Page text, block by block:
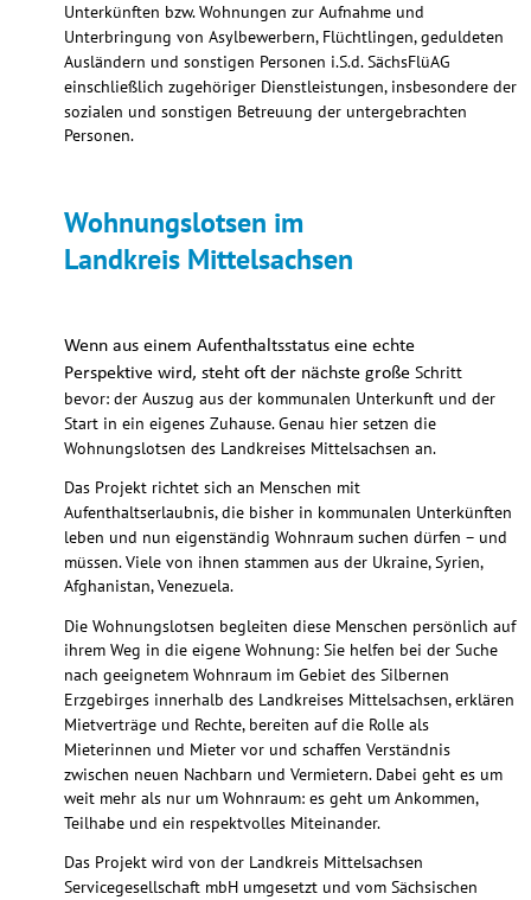
Unterkünften bzw. Wohnungen zur Aufnahme und
Unterbringung von Asylbewerbern, Flüchtlingen, geduldeten
Ausländern und sonstigen Personen i.S.d. SächsFlüAG
einschließlich zugehöriger Dienstleistungen, insbesondere der
sozialen und sonstigen Betreuung der untergebrachten
Personen.
Wohnungslotsen im
Landkreis Mittelsachsen
Wenn aus einem Aufenthaltsstatus eine echte
Perspektive wird, steht oft der nächste große Schritt
bevor: der Auszug aus der kommunalen Unterkunft und der
Start in ein eigenes Zuhause. Genau hier setzen die
Wohnungslotsen des Landkreises Mittelsachsen an.
Das Projekt richtet sich an Menschen mit
Aufenthaltserlaubnis, die bisher in kommunalen Unterkünften
leben und nun eigenständig Wohnraum suchen dürfen – und
müssen. Viele von ihnen stammen aus der Ukraine, Syrien,
Afghanistan, Venezuela.
Die Wohnungslotsen begleiten diese Menschen persönlich auf
ihrem Weg in die eigene Wohnung: Sie helfen bei der Suche
nach geeignetem Wohnraum im Gebiet des Silbernen
Erzgebirges innerhalb des Landkreises Mittelsachsen, erklären
Mietverträge und Rechte, bereiten auf die Rolle als
Mieterinnen und Mieter vor und schaffen Verständnis
zwischen neuen Nachbarn und Vermietern. Dabei geht es um
weit mehr als nur um Wohnraum: es geht um Ankommen,
Teilhabe und ein respektvolles Miteinander.
Das Projekt wird von der Landkreis Mittelsachsen
Servicegesellschaft mbH umgesetzt und vom Sächsischen